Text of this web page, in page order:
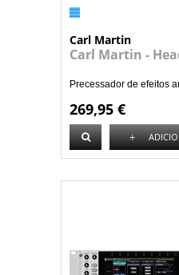
Carl Martin
Carl Martin -
Precessador de efeitos
269,95 €
+